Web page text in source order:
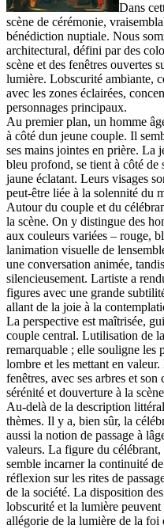
Dans
scène de cérémonie,
bénédiction nuptiale. Nous
architectural, défini par des
scène et des fenêtres ouvertes
lumière. Lobscurité ambiante,
avec les zones éclairées,
personnages principaux.
Au premier plan, un homme
à côté dun jeune couple. Il
ses mains jointes en prière. La
bleu profond, se tient à côté de
jaune éclatant. Leurs visages
peut-être liée à la solennité du
Autour du couple et du
la scène. On y distingue des
aux couleurs variées – rouge,
lanimation visuelle de
une conversation animée,
silencieusement. Lartiste a
figures avec une grande
allant de la joie à la
La perspective est maîtrisée,
couple central. Lutilisation de
remarquable ; elle souligne les
lombre et les mettant en
fenêtres, avec ses arbres et
sérénité et douverture à la
Au-delà de la description
thèmes. Il y a, bien sûr, la
aussi la notion de passage à
valeurs. La figure du célébrant,
semble incarner la continuité
réflexion sur les rites de
de la société. La disposition
lobscurité et la lumière
allégorie de la lumière de la foi